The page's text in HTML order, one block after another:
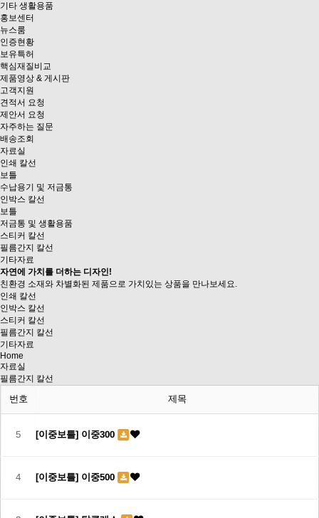
기타 생활용품
홍보센터
뉴스룸
인증현황
보유특허
핵심재질비교
제품영상 & 게시판
고객지원
견적서 요청
제안서 요청
자주하는 질문
배송조회
자료실
인쇄 칼선
보틀
수납용기 및 저금통
인박스 칼선
보틀
저금통 및 생활용품
스티커 칼선
필름간지 칼선
기타자료
자연에 가치를 더하는 디자인!
친환경 소재와 차별화된 제품으로 가치있는 상품을 만나보세요.
인쇄 칼선
인박스 칼선
스티커 칼선
필름간지 칼선
기타자료
Home
자료실
필름간지 칼선
번호 제목
5 [이중보틀] 이중300
4 [이중보틀] 이중500